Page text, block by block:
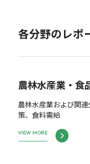
各分野のレポ
農林水産業・食
農林水産業および関
策、食料需給
VIEW MORE